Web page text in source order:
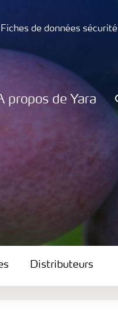
Fiches de données sécurité
propos de Yara
Distributeurs